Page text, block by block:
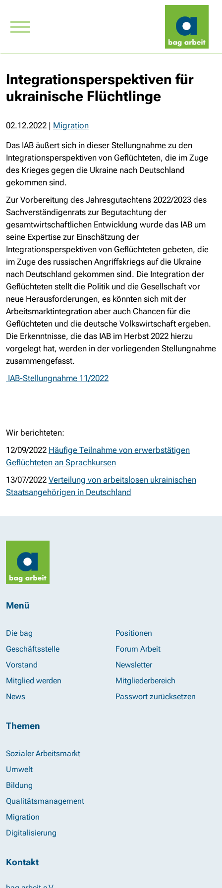
Integrationsperspektiven für
ukrainische Flüchtlinge
02.12.2022 | Migration
Das IAB äußert sich in dieser Stellungnahme zu den
Integrationsperspektiven von Geflüchteten, die im Zuge
des Krieges gegen die Ukraine nach Deutschland
gekommen sind.
Zur Vorbereitung des Jahresgutachtens 2022/2023 des
Sachverständigenrats zur Begutachtung der
gesamtwirtschaftlichen Entwicklung wurde das IAB um
seine Expertise zur Einschätzung der
Integrationsperspektiven von Geflüchteten gebeten, die
im Zuge des russischen Angriffskriegs auf die Ukraine
nach Deutschland gekommen sind. Die Integration der
Geflüchteten stellt die Politik und die Gesellschaft vor
neue Herausforderungen, es könnten sich mit der
Arbeitsmarktintegration aber auch Chancen für die
Geflüchteten und die deutsche Volkswirtschaft ergeben.
Die Erkenntnisse, die das IAB im Herbst 2022 hierzu
vorgelegt hat, werden in der vorliegenden Stellungnahme
zusammengefasst.
IAB-Stellungnahme 11/2022
Wir berichteten:
12/09/2022 Häufige Teilnahme von erwerbstätigen
Geflüchteten an Sprachkursen
13/07/2022 Verteilung von arbeitslosen ukrainischen
Staatsangehörigen in Deutschland
Menü
Die bag
Geschäftsstelle
Vorstand
Mitglied werden
News
Positionen
Forum Arbeit
Newsletter
Mitgliederbereich
Passwort zurücksetzen
Themen
Sozialer Arbeitsmarkt
Umwelt
Bildung
Qualitätsmanagement
Migration
Digitalisierung
Kontakt